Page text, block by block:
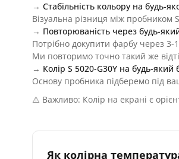
→ Стабільність кольору на будь-
Візуальна різниця між пробником
→ Повторюваність через будь-
Потрібно докупити фарбу через 3-
Ми повторимо точно такий же
→ Колір S 5020-G30Y на будь-
Основу пробника підберемо під
⚠️ Важливо: Колір на екрані є
Як колірна